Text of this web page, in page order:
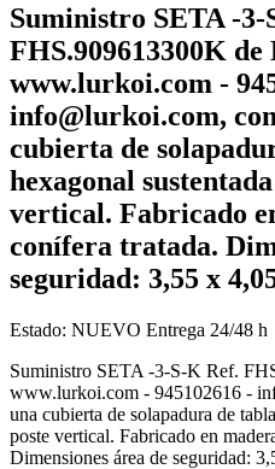
Suministro SETA -3-
FHS.909613300K
www.lurkoi.com -
info@lurkoi.com,
cubierta de
hexagonal
vertical. Fabricado
conífera tratada.
seguridad: 3,55 x
Estado: NUEVO Entrega 24/48 h
Suministro SETA -3-S-K Ref.
www.lurkoi.com - 945102616 -
una cubierta de solapadura de
poste vertical. Fabricado en
Dimensiones área de seguridad: